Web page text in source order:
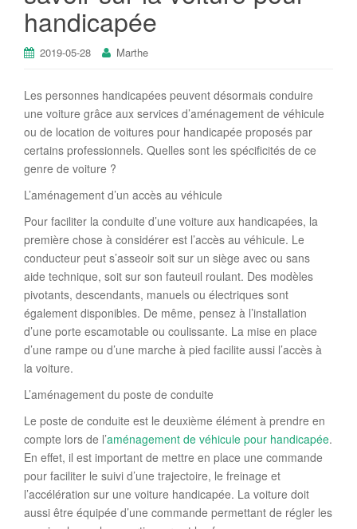
handicapée
2019-05-28 Marthe
Les personnes handicapées peuvent désormais conduire
une voiture grâce aux services d’aménagement de véhicule
ou de location de voitures pour handicapée proposés par
certains professionnels. Quelles sont les spécificités de ce
genre de voiture ?
L’aménagement d’un accès au véhicule
Pour faciliter la conduite d’une voiture aux handicapées, la
première chose à considérer est l’accès au véhicule. Le
conducteur peut s’asseoir soit sur un siège avec ou sans
aide technique, soit sur son fauteuil roulant. Des modèles
pivotants, descendants, manuels ou électriques sont
également disponibles. De même, pensez à l’installation
d’une porte escamotable ou coulissante. La mise en place
d’une rampe ou d’une marche à pied facilite aussi l’accès à
la voiture.
L’aménagement du poste de conduite
Le poste de conduite est le deuxième élément à prendre en
compte lors de l’aménagement de véhicule pour handicapée.
En effet, il est important de mettre en place une commande
pour faciliter le suivi d’une trajectoire, le freinage et
l’accélération sur une voiture handicapée. La voiture doit
aussi être équipée d’une commande permettant de régler les